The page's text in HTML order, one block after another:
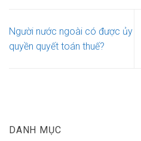
Người nước ngoài có được ủy
quyền quyết toán thuế?
DANH MỤC